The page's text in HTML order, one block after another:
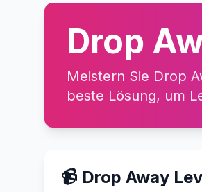
Drop
Meistern Sie Drop
beste Lösung, um
📹 Drop Away